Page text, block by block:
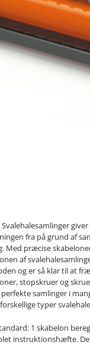
fra på grund af
Med præcise
af
og er så klar til at
stopskruer og
samlinger i
typer
1 skabelon
instruktionshæfte.